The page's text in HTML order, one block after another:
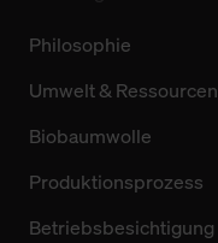
Philosophie
Umwelt & Ressourcen
Biobaumwolle
Produktionsprozess
Betriebsbesichtigung